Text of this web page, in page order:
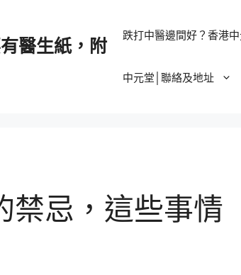
醫生紙，附
跌打中醫邊間好？香港
中元堂│聯絡及地址
禁忌，這些事情